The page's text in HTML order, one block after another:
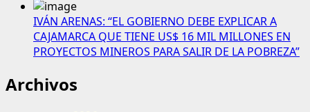
IVÁN ARENAS: “EL GOBIERNO DEBE EXPLICAR A
CAJAMARCA QUE TIENE US$ 16 MIL MILLONES EN
PROYECTOS MINEROS PARA SALIR DE LA POBREZA”
Archivos